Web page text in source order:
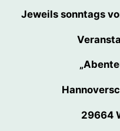
Jeweils sonntags
29664